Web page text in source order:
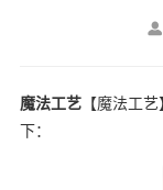
魔法工艺【魔法工
下：